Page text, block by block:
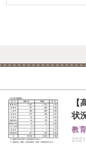
状
教